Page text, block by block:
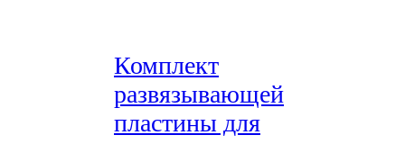
Комплект
развязывающей
пластины для